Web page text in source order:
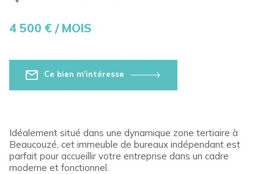
4 500 € / MOIS
Ce bien m'intéresse
Idéalement situé dans une dynamique zone tertiaire à
Beaucouzé, cet immeuble de bureaux indépendant est
parfait pour accueillir votre entreprise dans un cadre
moderne et fonctionnel.